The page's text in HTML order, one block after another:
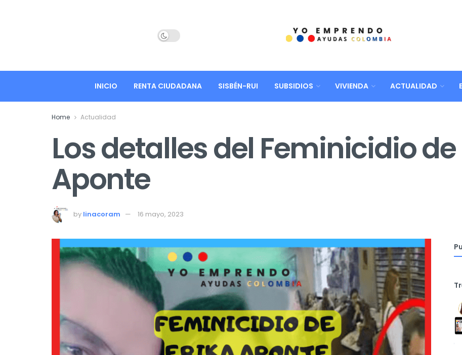
INICIO RENTA CIUDADANA SISBÉN-RUI SUBSIDIOS VIVIENDA ACTUALIDAD
Home Actualidad
Los detalles del Feminicidio de
Aponte
by linacoram 16 mayo, 2023